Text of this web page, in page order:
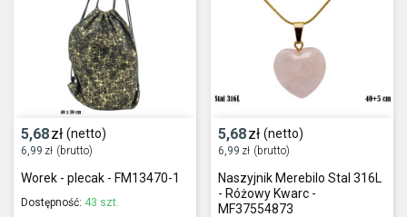
5,68zł (netto)
6,99 zł (brutto)
Worek - plecak - FM13470-1
Dostępność: 43 szt.
5,68zł (netto)
6,99 zł (brutto)
Naszyjnik Merebilo Stal 316L
- Różowy Kwarc -
MF37554873